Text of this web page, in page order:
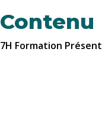
Contenu
7H Formation